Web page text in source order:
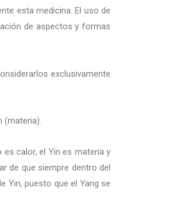
esta medicina. El uso de
de aspectos y formas
exclusivamente
(materia).
es calor, el Yin es materia y
de que siempre dentro del
Yin, puesto que el Yang se